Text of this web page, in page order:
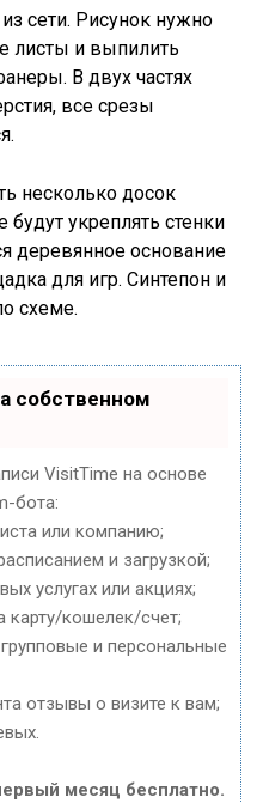
сети. Рисунок нужно
листы и выпилить
В двух частях
все срезы
несколько досок
укреплять стенки
деревянное основание
для игр. Синтепон и
схеме.
собственном
VisitTime на основе
бота:
или компанию;
и загрузкой;
услугах или акциях;
карту/кошелек/счет;
и персональные
отзывы о визите к вам;
месяц бесплатно.